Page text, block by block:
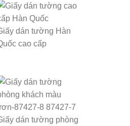
dán tường Hàn
cao cấp
dán tường phòng